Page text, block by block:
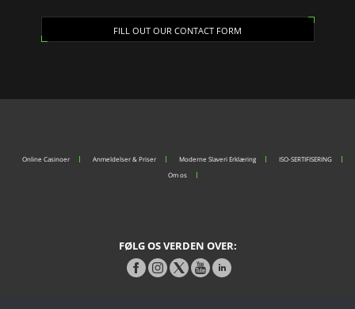
FILL OUT OUR CONTACT FORM
Online Casinoer Anmeldelser & Priser Moderne Slaveri Erklæring
ISO-SERTIFISERING
Om os
FØLG OS VERDEN OVER: